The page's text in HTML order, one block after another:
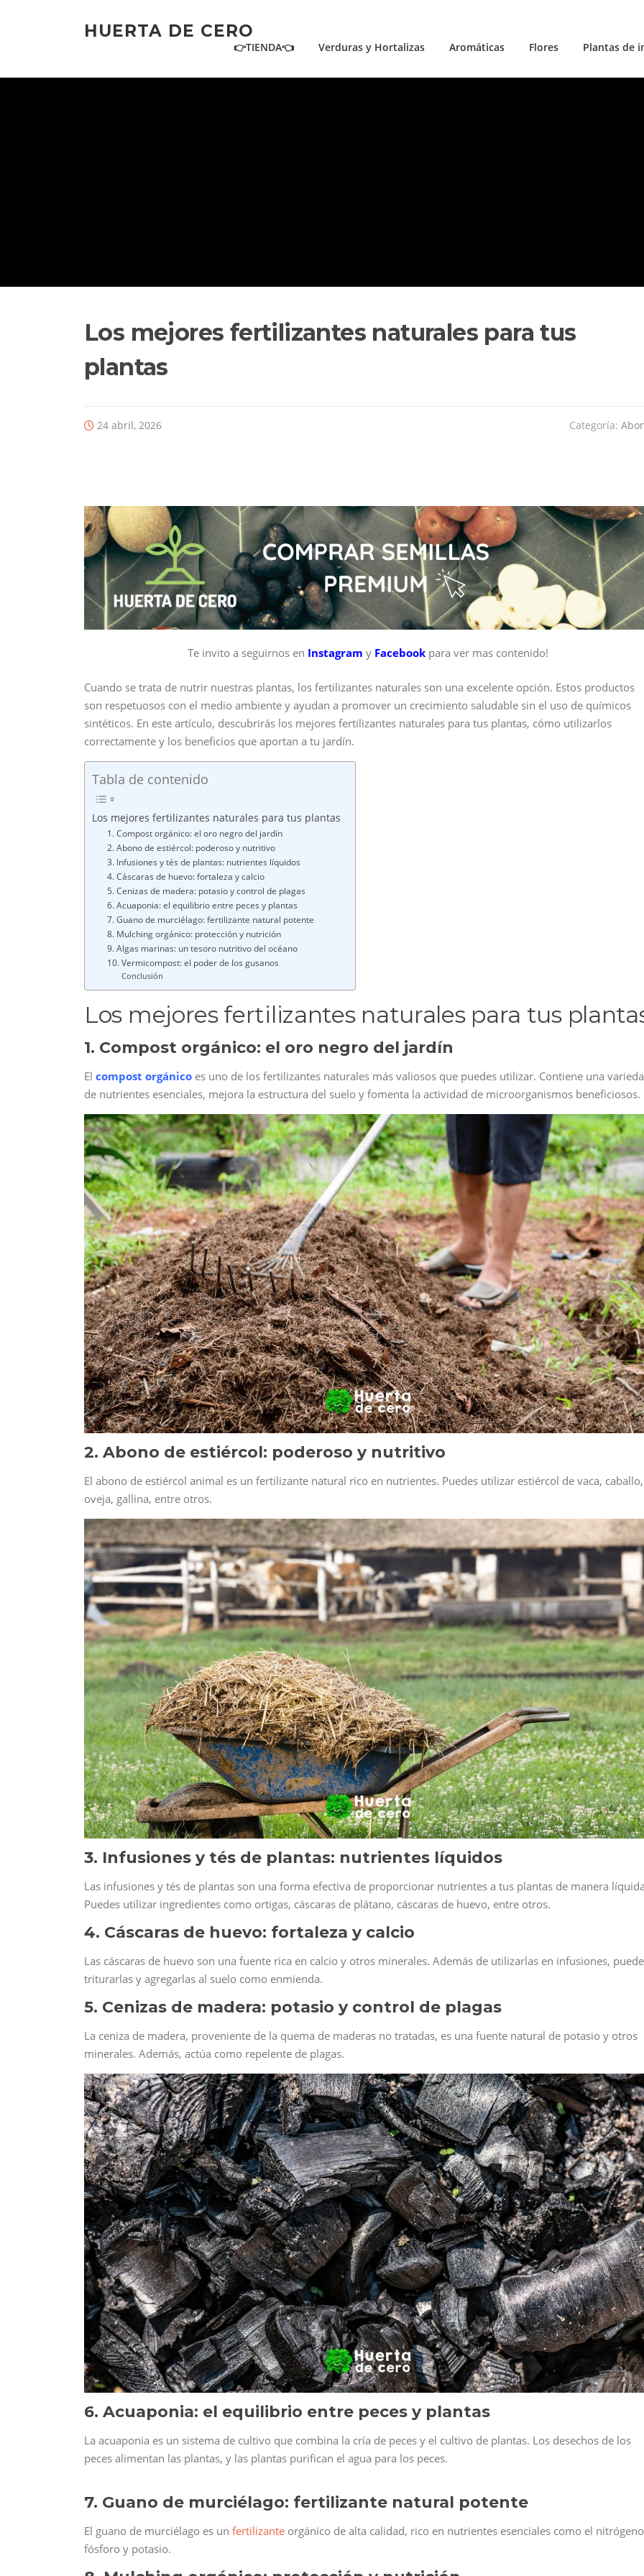
HUERTA DE CERO
👉TIENDA👈 Verduras y Hortalizas Aromáticas Flores Plantas de
Los mejores fertilizantes naturales para tus
plantas
24 abril, 2026 Categoría:
Te invito a seguirnos en Instagram y Facebook para ver mas contenido!
Cuando se trata de nutrir nuestras plantas, los fertilizantes naturales son una excelente opción. Estos productos
son respetuosos con el medio ambiente y ayudan a promover un crecimiento saludable sin el uso de químicos
sintéticos. En este artículo, descubrirás los mejores fertilizantes naturales para tus plantas, cómo utilizarlos
correctamente y los beneficios que aportan a tu jardín.
Tabla de contenido
Los mejores fertilizantes naturales para tus plantas
1. Compost orgánico: el oro negro del jardín
2. Abono de estiércol: poderoso y nutritivo
3. Infusiones y tés de plantas: nutrientes líquidos
4. Cáscaras de huevo: fortaleza y calcio
5. Cenizas de madera: potasio y control de plagas
6. Acuaponia: el equilibrio entre peces y plantas
7. Guano de murciélago: fertilizante natural potente
8. Mulching orgánico: protección y nutrición
9. Algas marinas: un tesoro nutritivo del océano
10. Vermicompost: el poder de los gusanos
Conclusión
Los mejores fertilizantes naturales para tus
1. Compost orgánico: el oro negro del jardín
El compost orgánico es uno de los fertilizantes naturales más valiosos que puedes utilizar. Contiene una
de nutrientes esenciales, mejora la estructura del suelo y fomenta la actividad de microorganismos beneficiosos.
2. Abono de estiércol: poderoso y nutritivo
El abono de estiércol animal es un fertilizante natural rico en nutrientes. Puedes utilizar estiércol de vaca, caballo,
oveja, gallina, entre otros.
3. Infusiones y tés de plantas: nutrientes líquidos
Las infusiones y tés de plantas son una forma efectiva de proporcionar nutrientes a tus plantas de manera
Puedes utilizar ingredientes como ortigas, cáscaras de plátano, cáscaras de huevo, entre otros.
4. Cáscaras de huevo: fortaleza y calcio
Las cáscaras de huevo son una fuente rica en calcio y otros minerales. Además de utilizarlas en infusiones,
triturarlas y agregarlas al suelo como enmienda.
5. Cenizas de madera: potasio y control de plagas
La ceniza de madera, proveniente de la quema de maderas no tratadas, es una fuente natural de potasio y otros
minerales. Además, actúa como repelente de plagas.
6. Acuaponia: el equilibrio entre peces y plantas
La acuaponia es un sistema de cultivo que combina la cría de peces y el cultivo de plantas. Los desechos de los
peces alimentan las plantas, y las plantas purifican el agua para los peces.
7. Guano de murciélago: fertilizante natural potente
El guano de murciélago es un fertilizante orgánico de alta calidad, rico en nutrientes esenciales como el
fósforo y potasio.